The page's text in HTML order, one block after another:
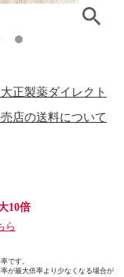
正製薬ダイレクト
店の送料について
10倍
ら
です。
が最大倍率より少なくなる場合が